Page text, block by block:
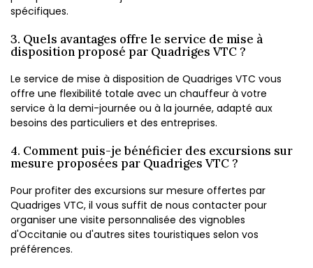
spécifiques.
3. Quels avantages offre le service de mise à
disposition proposé par Quadriges VTC ?
Le service de mise à disposition de Quadriges VTC vous
offre une flexibilité totale avec un chauffeur à votre
service à la demi-journée ou à la journée, adapté aux
besoins des particuliers et des entreprises.
4. Comment puis-je bénéficier des excursions sur
mesure proposées par Quadriges VTC ?
Pour profiter des excursions sur mesure offertes par
Quadriges VTC, il vous suffit de nous contacter pour
organiser une visite personnalisée des vignobles
d'Occitanie ou d'autres sites touristiques selon vos
préférences.